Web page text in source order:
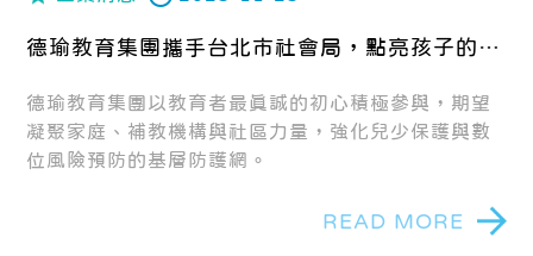
德瑜教育集團攜手台北市社會局，點亮孩子的守
德瑜教育集團以教育者最真誠的初心積極參與，期望
凝聚家庭、補教機構與社區力量，強化兒少保護與數
位風險預防的基層防護網。
READ MORE